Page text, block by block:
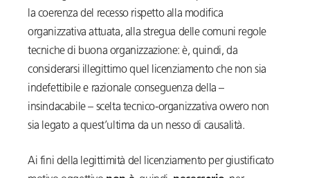
la coerenza del recesso rispetto alla modifica
organizzativa attuata, alla stregua delle comuni regole
tecniche di buona organizzazione: è, quindi, da
considerarsi illegittimo quel licenziamento che non sia
indefettibile e razionale conseguenza della –
insindacabile – scelta tecnico-organizzativa ovvero non
sia legato a quest’ultima da un nesso di causalità.
Ai fini della legittimità del licenziamento per giustificato